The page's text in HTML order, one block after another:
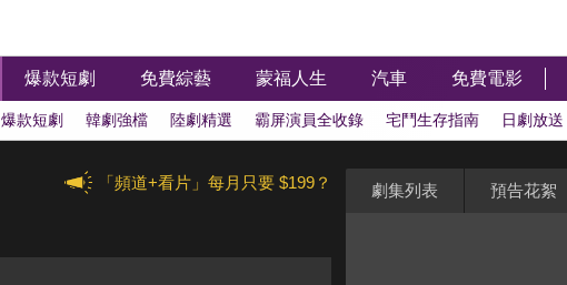
爆款短劇 免費綜藝 蒙福人生 汽車 免費電影
爆款短劇 韓劇強檔 陸劇精選 霸屏演員全收錄 宅鬥生存指南 日劇放送
「頻道+看片」每月只要 $199？ 劇集列表 預告花絮